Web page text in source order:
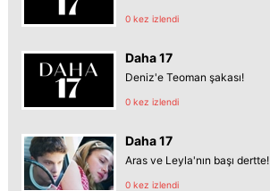
0 kez izlendi
Daha 17
Deniz'e Teoman şakası!
0 kez izlendi
Daha 17
Aras ve Leyla'nın başı dertte!
0 kez izlendi